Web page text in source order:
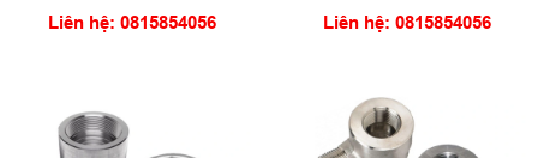
(Threaded coupling)
Liên hệ: 0815854056
(Threaded union)
Liên hệ: 0815854056